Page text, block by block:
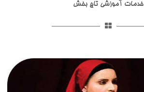
خدمات آموزشی تاج بخش